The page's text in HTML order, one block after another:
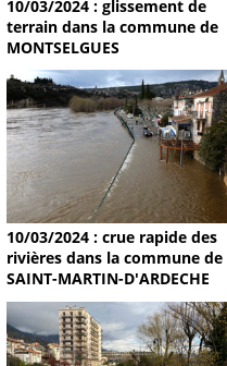
10/03/2024 : glissement de
terrain dans la commune de
MONTSELGUES
10/03/2024 : crue rapide des
rivières dans la commune de
SAINT-MARTIN-D'ARDECHE